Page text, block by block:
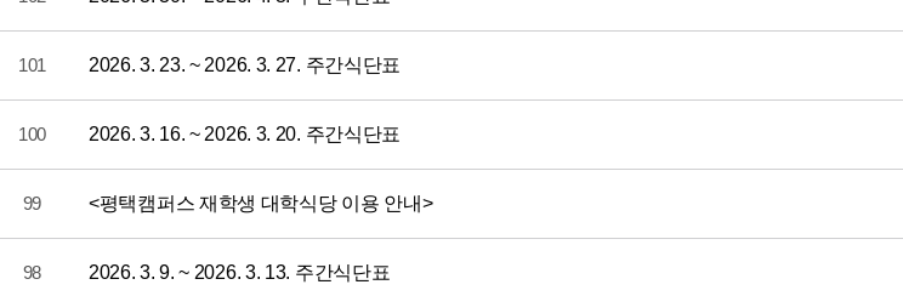
101 2026. 3. 23. ~ 2026. 3. 27. 주간식단표
100 2026. 3. 16. ~ 2026. 3. 20. 주간식단표
99 <평택캠퍼스 재학생 대학식당 이용 안내>
98 2026. 3. 9. ~ 2026. 3. 13. 주간식단표